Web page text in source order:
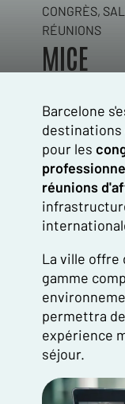
CONGRÈS,
RÉUNIONS
MICE
Barcelone
destinations
pour les
réunions
La ville offre
gamme
permettra
expérience
séjour.